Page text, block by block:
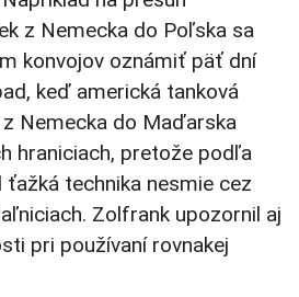
z Nemecka do Poľska sa
konvojov oznámiť päť dní
keď americká tanková
Nemecka do Maďarska
hraniciach, pretože podľa
technika nesmie cez
Zolfrank upozornil aj
pri používaní rovnakej